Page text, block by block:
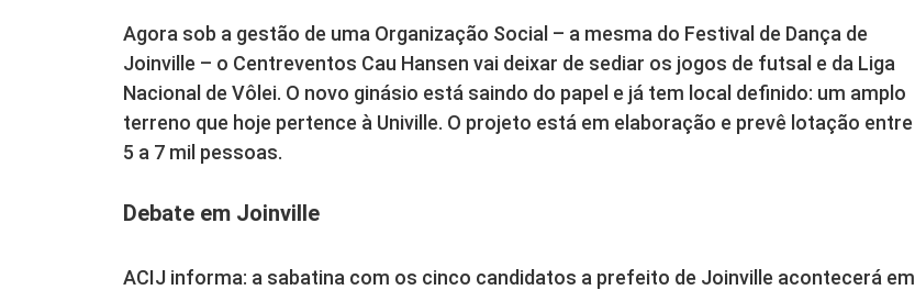
Agora sob a gestão de uma Organização Social – a mesma do Festival de Dança de
Joinville – o Centreventos Cau Hansen vai deixar de sediar os jogos de futsal e da Liga
Nacional de Vôlei. O novo ginásio está saindo do papel e já tem local definido: um amplo
terreno que hoje pertence à Univille. O projeto está em elaboração e prevê lotação entre
5 a 7 mil pessoas.
Debate em Joinville
ACIJ informa: a sabatina com os cinco candidatos a prefeito de Joinville acontecerá em